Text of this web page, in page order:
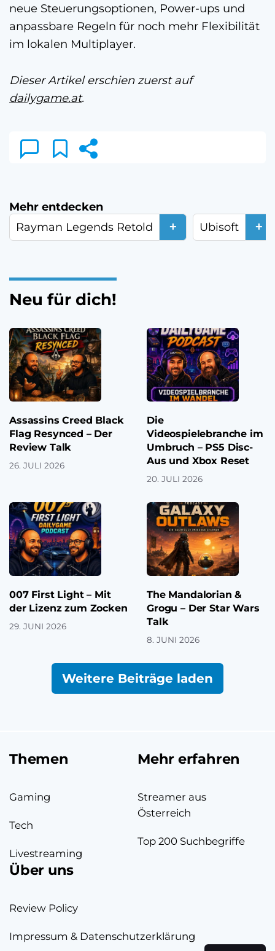
neue Steuerungsoptionen, Power-ups und
anpassbare Regeln für noch mehr Flexibilität
im lokalen Multiplayer.
Dieser Artikel erschien zuerst auf
dailygame.at.
Mehr entdecken
Rayman Legends Retold
+ Ubisoft +
Neu für dich!
Assassins Creed Black
Flag Resynced – Der
Review Talk
26. JULI 2026
Die
Videospielebranche im
Umbruch – PS5 Disc-
Aus und Xbox Reset
20. JULI 2026
007 First Light – Mit
der Lizenz zum Zocken
29. JUNI 2026
The Mandalorian &
Grogu – Der Star Wars
Talk
8. JUNI 2026
Weitere Beiträge laden
Themen
Gaming
Tech
Livestreaming
Mehr erfahren
Streamer aus
Österreich
Top 200 Suchbegriffe
Über uns
Review Policy
Impressum & Datenschutzerklärung